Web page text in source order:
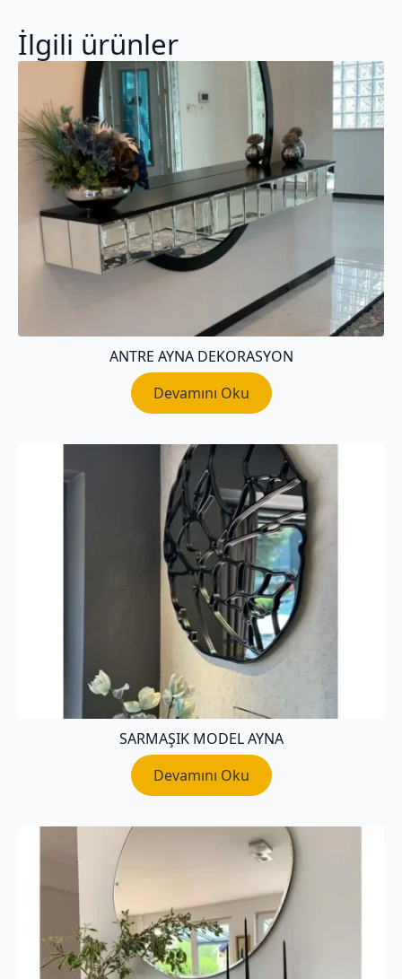
İlgili ürünler
ANTRE AYNA DEKORASYON
Devamını Oku
SARMAŞIK MODEL AYNA
Devamını Oku